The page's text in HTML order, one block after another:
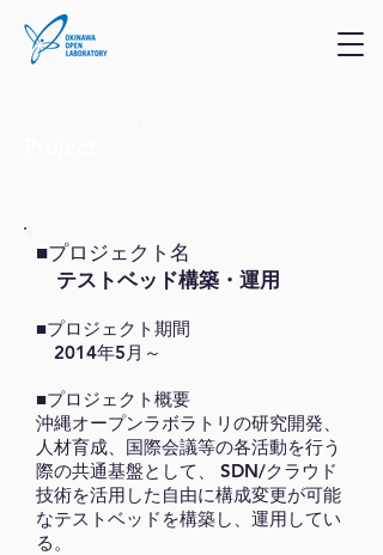
■プロジェクト名
テストベッド構築・運用
■プロジェクト期間
2014年5月～
■プロジェクト概要
沖縄オープンラボラトリの研究開発、
人材育成、国際会議等の各活動を行う
際の共通基盤として、 SDN/クラウド
技術を活用した自由に構成変更が可能
なテストベッドを構築し、運用してい
る。